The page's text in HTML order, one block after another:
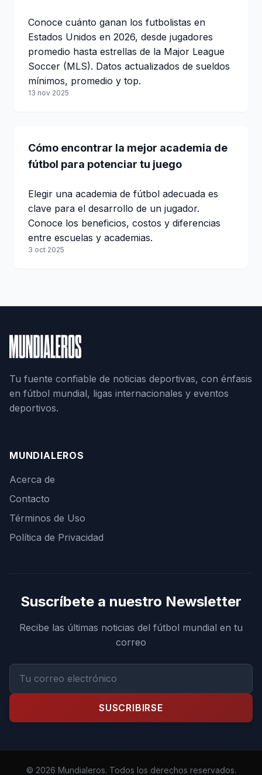
Conoce cuánto ganan los futbolistas en
Estados Unidos en 2026, desde jugadores
promedio hasta estrellas de la Major League
Soccer (MLS). Datos actualizados de sueldos
mínimos, promedio y top.
13 nov 2025
Cómo encontrar la mejor academia de
fútbol para potenciar tu juego
Elegir una academia de fútbol adecuada es
clave para el desarrollo de un jugador.
Conoce los beneficios, costos y diferencias
entre escuelas y academias.
3 oct 2025
Tu fuente confiable de noticias deportivas, con énfasis
en fútbol mundial, ligas internacionales y eventos
deportivos.
MUNDIALEROS
Acerca de
Contacto
Términos de Uso
Política de Privacidad
Suscríbete a nuestro Newsletter
Recibe las últimas noticias del fútbol mundial en tu
correo
SUSCRIBIRSE
© 2026 Mundialeros. Todos los derechos reservados.